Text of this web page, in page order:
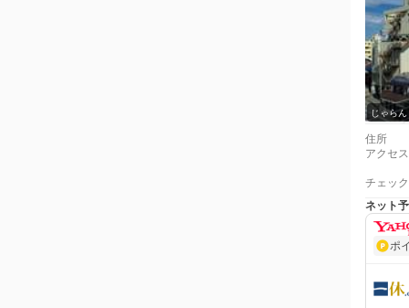
じゃらん
住所
アクセス
チェッ
ネット
ポ